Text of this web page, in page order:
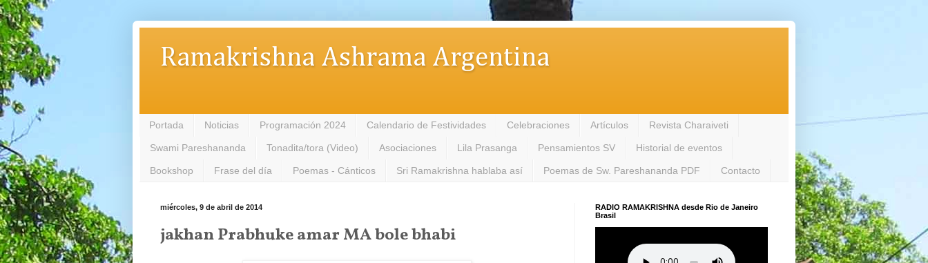
Ramakrishna Ashrama Argentina
Portada Noticias Programación 2024 Calendario de Festividades Celebraciones Artículos Revista Charaiveti
Swami Pareshananda Tonadita/tora (Video) Asociaciones Lila Prasanga Pensamientos SV Historial de eventos
Bookshop Frase del día Poemas - Cánticos Sri Ramakrishna hablaba así Poemas de Sw. Pareshananda PDF Contacto
miércoles, 9 de abril de 2014
jakhan Prabhuke amar MA bole bhabi
RADIO RAMAKRISHNA desde Rio de Janeiro
Brasil